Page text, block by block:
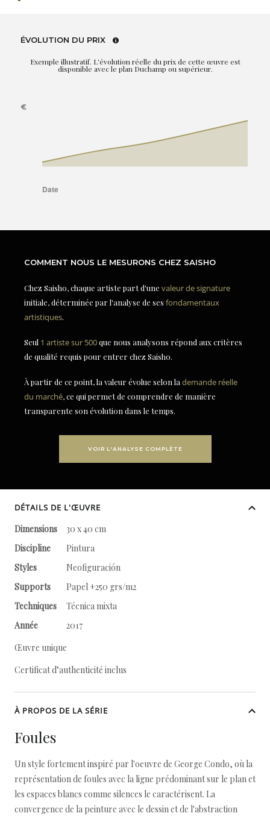
ÉVOLUTION DU PRIX
Exemple illustratif. L'évolution réelle du prix de cette œuvre est
disponible avec le plan Duchamp ou supérieur.
COMMENT NOUS LE MESURONS CHEZ SAISHO
Chez Saisho, chaque artiste part d'une valeur de signature
initiale, déterminée par l'analyse de ses fondamentaux
artistiques.
Seul 1 artiste sur 500que nous analysons répond aux critères
de qualité requis pour entrer chez Saisho.
À partir de ce point, la valeur évolue selon la demande réelle
du marché, ce qui permet de comprendre de manière
transparente son évolution dans le temps.
VOIR L'ANALYSE COMPLÈTE
DÉTAILS DE L'ŒUVRE
Dimensions
30 x 40 cm
Discipline
Pintura
Styles
Neofiguración
Supports
Papel +250 grs/m2
Techniques
Técnica mixta
Année
2017
Œuvre unique
Certificat d’authenticité inclus
À PROPOS DE LA SÉRIE
Foules
Un style fortement inspiré par l'oeuvre de George Condo, où la
représentation de foules avec la ligne prédominant sur le plan et
les espaces blancs comme silences le caractérisent. La
convergence de la peinture avec le dessin et de l'abstraction